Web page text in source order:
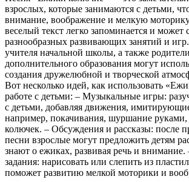
взрослых, которые занимаются с детьми,
внимание, воображение и мелкую
веселый текст легко запоминается и может
разнообразных развивающих занятий и
учителя начальной школы, а также
дополнительного образования могут
создания дружелюбной и творческой
Вот несколько идей, как использовать
работе с детьми: – Музыкальные игры:
с детьми, добавляя движения,
например, покачивания, шуршание руками,
колючек. – Обсуждения и рассказы: после
песни взрослые могут предложить детям
знают о ежиках, развивая речь и внимание.
задания: нарисовать или слепить из
поможет развитию мелкой моторики и